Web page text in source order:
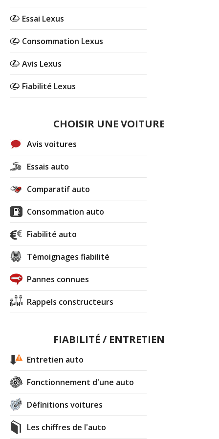
Essai Lexus
Consommation Lexus
Avis Lexus
Fiabilité Lexus
CHOISIR UNE VOITURE
Avis voitures
Essais auto
Comparatif auto
Consommation auto
Fiabilité auto
Témoignages fiabilité
Pannes connues
Rappels constructeurs
FIABILITÉ / ENTRETIEN
Entretien auto
Fonctionnement d'une auto
Définitions voitures
Les chiffres de l'auto